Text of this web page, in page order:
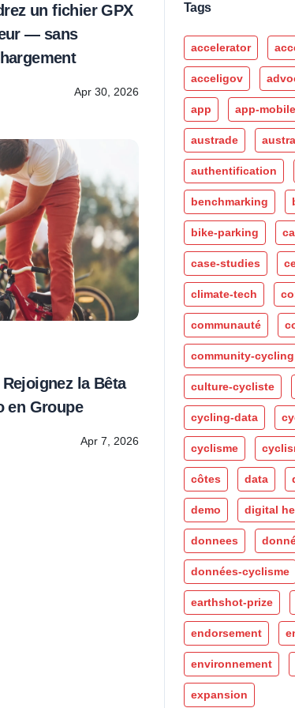
un fichier GPX
— sans
Apr 30, 2026
la Bêta
en Groupe
Apr 7, 2026
Tags
accelerator
acceligov
app app-mobile
austrade
authentification
benchmarking
bike-parking
case-studies
climate-tech
communauté
community-cycling
culture-cycliste
cycling-data
cyclisme
côtes data
demo digital
donnees
données-cyclisme
earthshot-prize
endorsement
environnement
expansion